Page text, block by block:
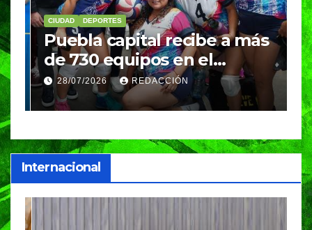
CIUDAD DEPORTES
Puebla capital recibe a más
de 730 equipos en el
Festival Máster de Voleibol
28/07/2026 REDACCIÓN
Internacional